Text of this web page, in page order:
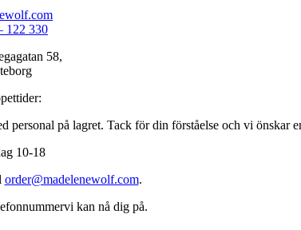
122 330
58,
personal på lagret. Tack för din förståelse och vi önskar
10-18
order@madelenewolf.com.
kan nå dig på.